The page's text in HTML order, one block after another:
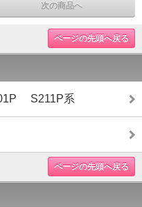
次の商品へ
ページの先頭へ戻る
S211P系
ページの先頭へ戻る